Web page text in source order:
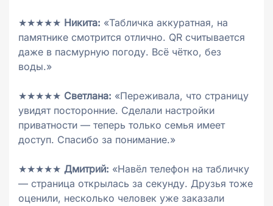
★★★★★ Никита: «Табличка аккуратная, на
памятнике смотрится отлично. QR считывается
даже в пасмурную погоду. Всё чётко, без
воды.»
★★★★★ Светлана: «Переживала, что страницу
увидят посторонние. Сделали настройки
приватности — теперь только семья имеет
доступ. Спасибо за понимание.»
★★★★★ Дмитрий: «Навёл телефон на табличку
— страница открылась за секунду. Друзья тоже
оценили, несколько человек уже заказали